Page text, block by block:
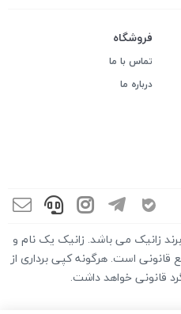
فروشگاه
تماس با ما
درباره ما
زانیک می باشد. زانیک یک نام و
است. هرگونه کپی برداری از
قانونی خواهد داشت.